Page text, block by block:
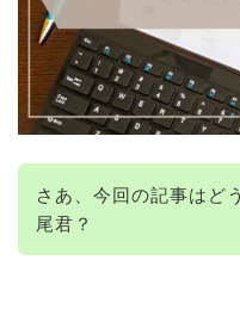
さあ、今回の記事はど
尾君？